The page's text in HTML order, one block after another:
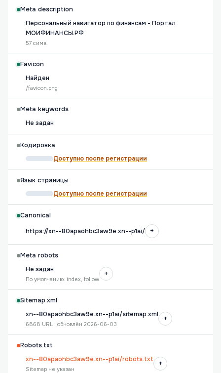
Meta description
Персональный навигатор по финансам - Портал
МОИФИНАНСЫ.РФ
57 симв.
Favicon
Найден
/favicon.png
Meta keywords
Не задан
Кодировка
Доступно после регистрации
Язык страницы
Доступно после регистрации
Canonical
https://xn--80apaohbc3aw9e.xn--p1ai/
+
Meta robots
Не задан
По умолчанию: index, follow
+
Sitemap.xml
xn--80apaohbc3aw9e.xn--p1ai/sitemap.xml
6868 URL · обновлён 2026-06-03
+
Robots.txt
xn--80apaohbc3aw9e.xn--p1ai/robots.txt
Sitemap не указан
+